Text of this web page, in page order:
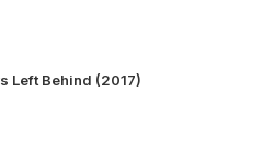
Left Behind (2017)